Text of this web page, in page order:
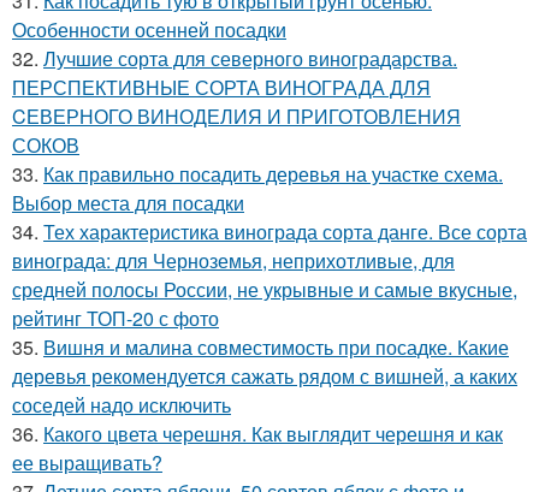
Особенности осенней посадки
32. Лучшие сорта для северного виноградарства.
ПЕРСПЕКТИВНЫЕ СОРТА ВИНОГРАДА ДЛЯ
CЕВЕРНОГО ВИНОДЕЛИЯ И ПРИГОТОВЛЕНИЯ
СОКОВ
33. Как правильно посадить деревья на участке схема.
Выбор места для посадки
34. Тех характеристика винограда сорта данге. Все сорта
винограда: для Черноземья, неприхотливые, для
средней полосы России, не укрывные и самые вкусные,
рейтинг ТОП-20 с фото
35. Вишня и малина совместимость при посадке. Какие
деревья рекомендуется сажать рядом с вишней, а каких
соседей надо исключить
36. Какого цвета черешня. Как выглядит черешня и как
ее выращивать?